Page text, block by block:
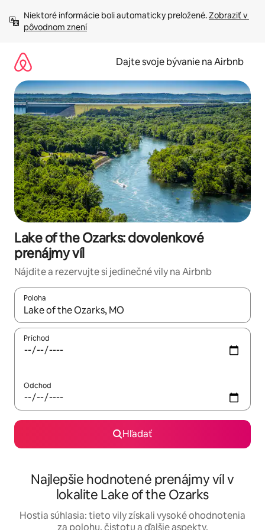
obsah.
Niektoré informácie boli automaticky preložené. Zobraziť v
pôvodnom znení
Dajte svoje bývanie na Airbnb
Lake of the Ozarks: dovolenkové
prenájmy víl
Nájdite a rezervujte si jedinečné vily na Airbnb
Poloha
Keď budú výsledky k dispozícii, môžete si ich prechádzať
Príchod
Odchod
Hľadať
Najlepšie hodnotené prenájmy víl v
lokalite Lake of the Ozarks
Hostia súhlasia: tieto vily získali vysoké ohodnotenia
za polohu, čistotu a ďalšie aspekty.